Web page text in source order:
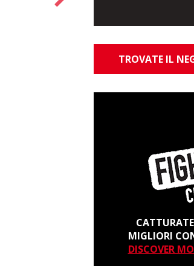
TROVATE IL
MIGLIORI
DISCOVER